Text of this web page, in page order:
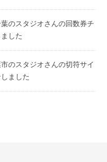
葉のスタジオさんの回数券チ
した
市のスタジオさんの切符サイ
ました